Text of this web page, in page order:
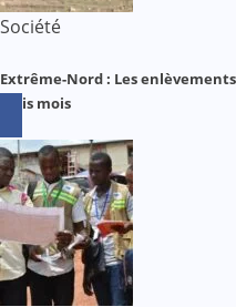
Société
Extrême-Nord : Les
trois mois